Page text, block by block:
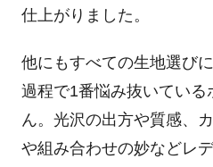
仕上がりました。
他にもすべての生地選び
過程で1番悩み抜いてい
ん。 光沢の出方や質感、
や組み合わせの妙などレ